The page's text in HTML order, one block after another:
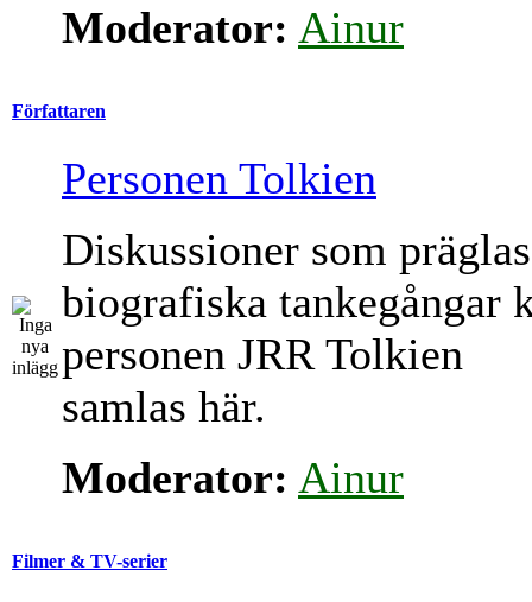
Moderator: Ainur
Författaren
Personen Tolkien
Diskussioner som
biografiska tankegångar
personen JRR Tolkien
samlas här.
Moderator: Ainur
Filmer & TV-serier